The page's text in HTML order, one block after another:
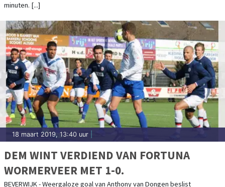
minuten. [...]
18 maart 2019, 13:40 uur
DEM WINT VERDIEND VAN FORTUNA
WORMERVEER MET 1-0.
BEVERWIJK - Weergaloze goal van Anthony van Dongen beslist